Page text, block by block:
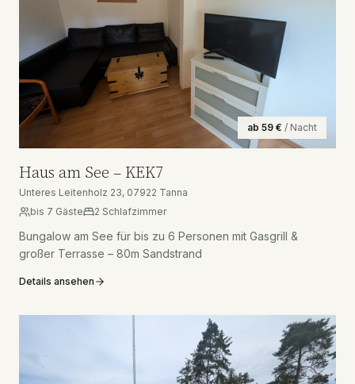
ab 59 € / Nacht
Haus am See – KEK7
Unteres Leitenholz 23, 07922 Tanna
bis 7 Gäste 2 Schlafzimmer
Bungalow am See für bis zu 6 Personen mit Gasgrill &
großer Terrasse – 80m Sandstrand
Details ansehen